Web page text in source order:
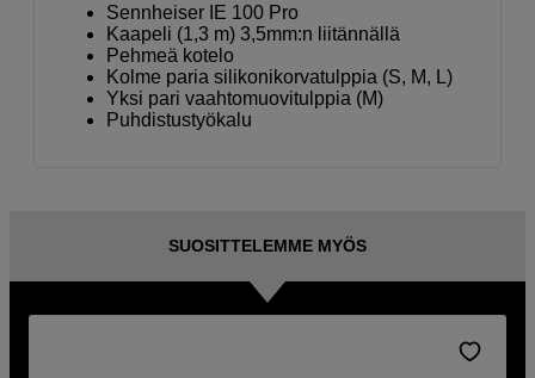
Sennheiser IE 100 Pro
Kaapeli (1,3 m) 3,5mm:n liitännällä
Pehmeä kotelo
Kolme paria silikonikorvatulppia (S, M, L)
Yksi pari vaahtomuovitulppia (M)
Puhdistustyökalu
SUOSITTELEMME MYÖS